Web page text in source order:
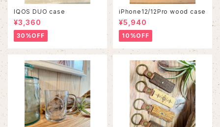
IQOS DUO case
¥3,360
30%OFF
iPhone12/12Pro wood case
¥5,940
10%OFF